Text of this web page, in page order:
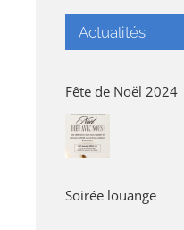
Actualités
Fête de Noël 2024
Soirée louange